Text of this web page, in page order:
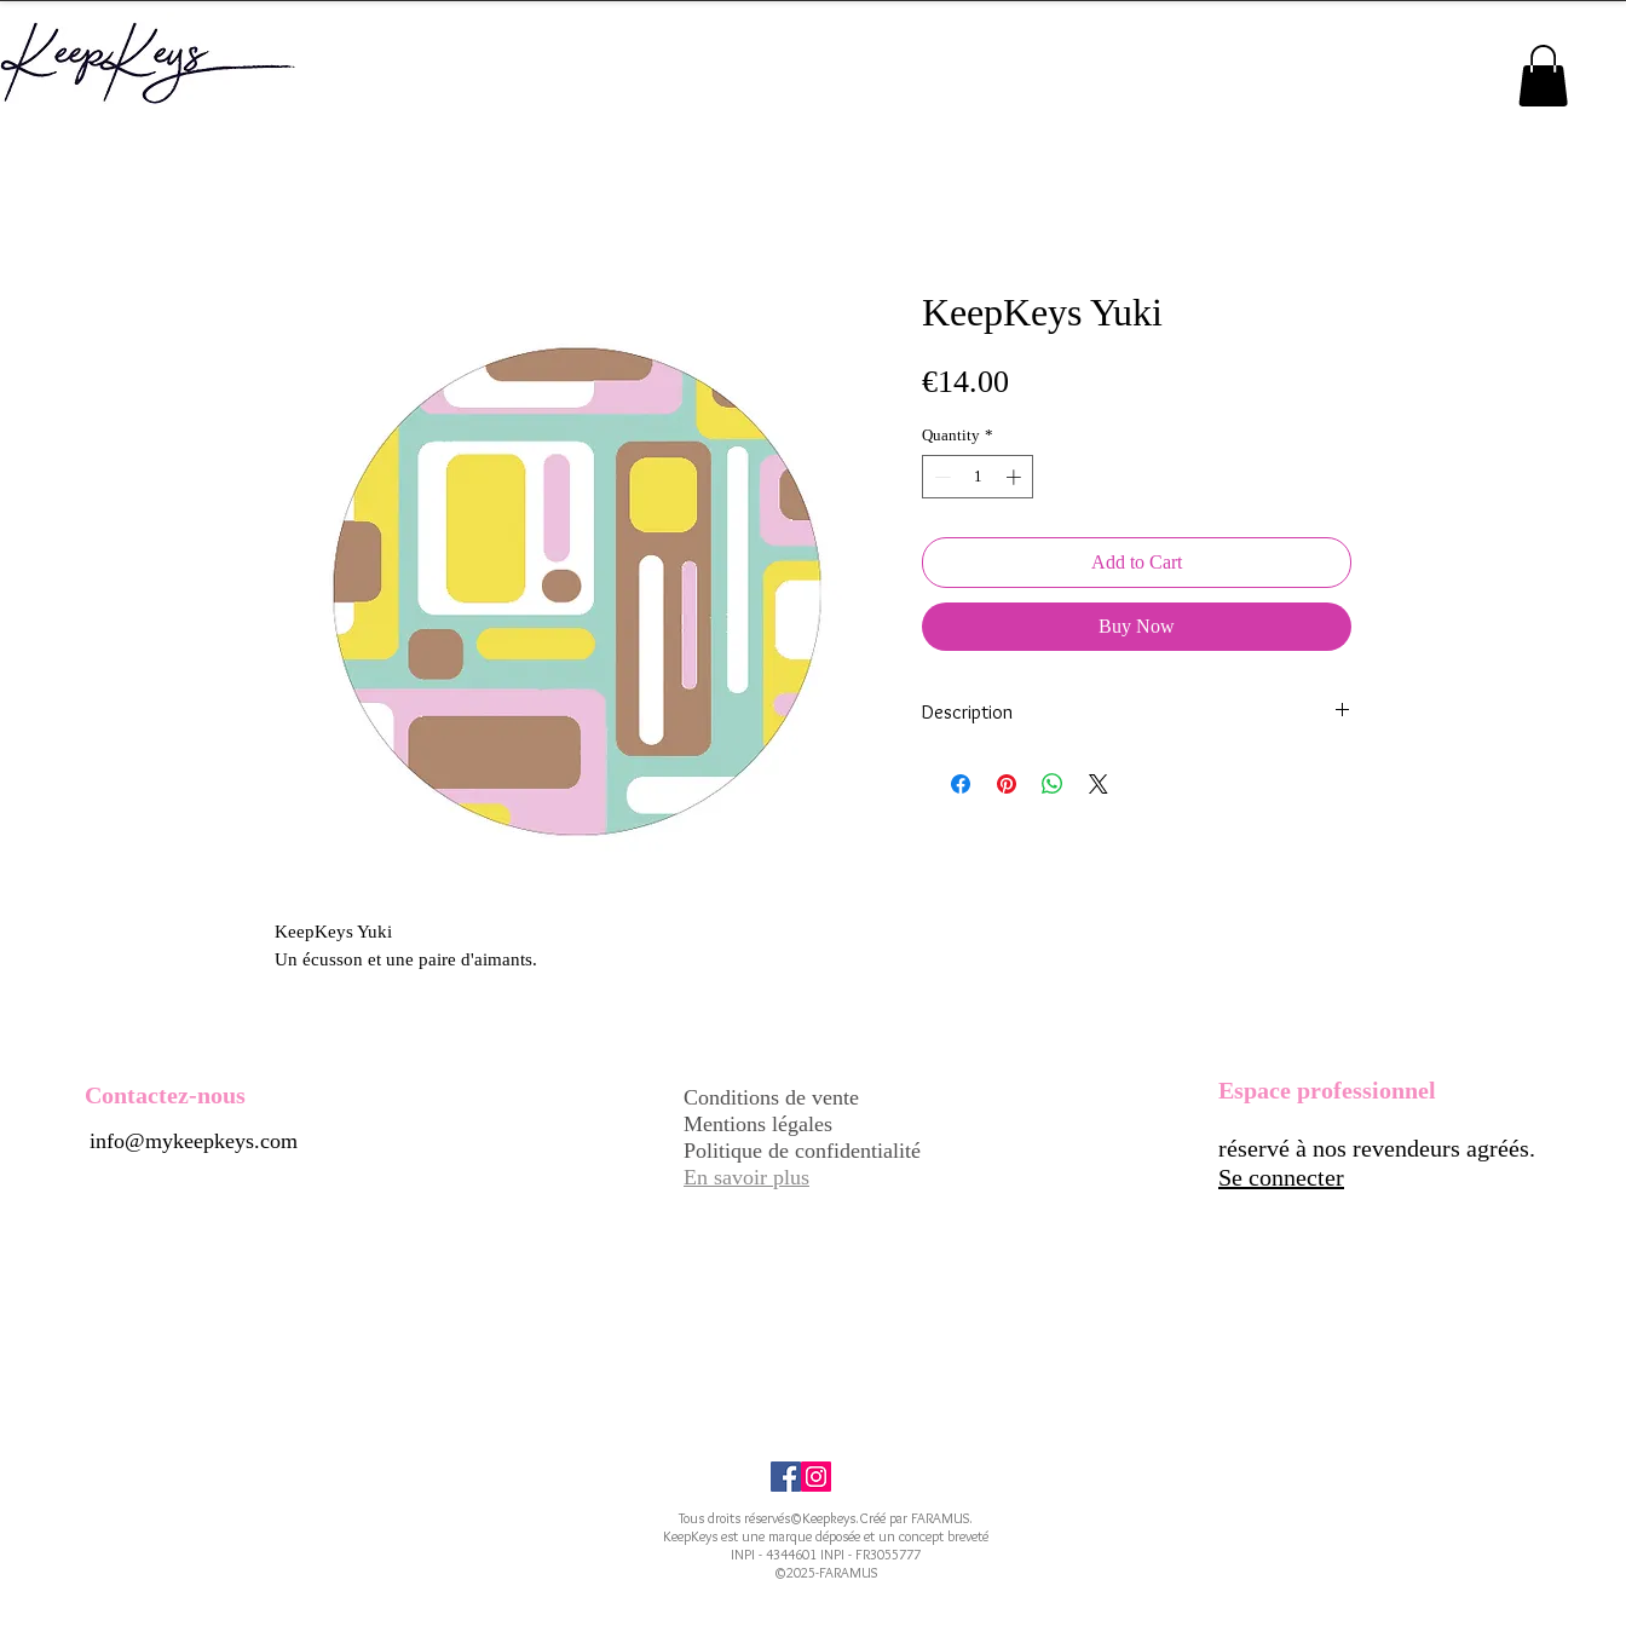
KeepKeys Yuki
Un écusson et une paire d'aimants.
KeepKeys Yuki
€14.00
Quantity *
Add to Cart
Buy Now
Description
nos soins.
Contactez-nous
info@mykeepkeys.com
Conditions de vente
Mentions légales
Politique de confidentialité
En savoir plus
Espace professionnel
réservé à nos revendeurs agréés.
Se connecter
Tous droits réservés©Keepkeys.Créé par FARAMUS.
KeepKeys est une marque déposée et un concept breveté
INPI - 4344601 INPI - FR3055777
©2025-FARAMUS